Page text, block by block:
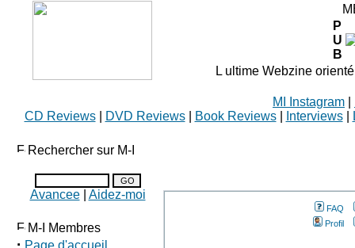
P
U
B
L ultime Webzine
MI Instagram
CD Reviews| DVD Reviews| Book Reviews| Interviews|
Rechercher sur M-I
Avancee| Aidez-moi
M-I Membres
· Page d'accueil
FAQ
Profil